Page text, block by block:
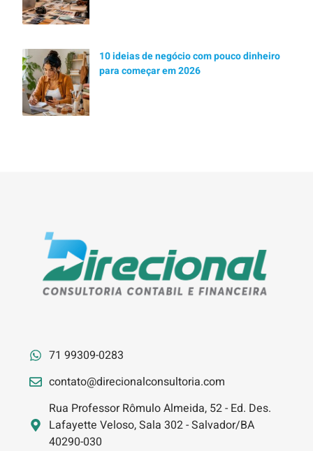
10 ideias de negócio com pouco dinheiro
para começar em 2026
71 99309-0283
contato@direcionalconsultoria.com
Rua Professor Rômulo Almeida, 52 - Ed. Des.
Lafayette Veloso, Sala 302 - Salvador/BA
40290-030